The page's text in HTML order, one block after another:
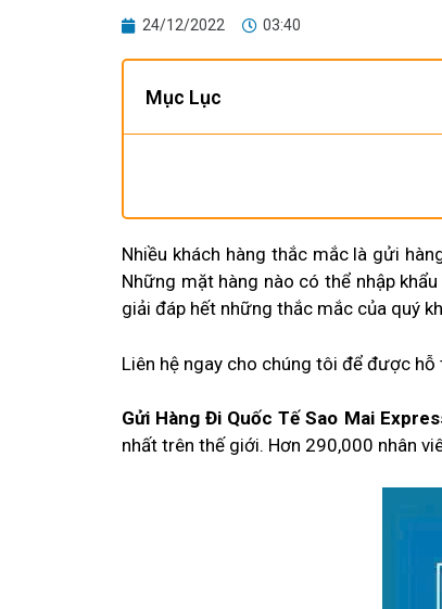
24/12/2022 03:40
Mục Lục
Nhiều khách hàng thắc mắc là gửi
Những mặt hàng nào có thể nhập
giải đáp hết những thắc mắc của quý
Liên hệ ngay cho chúng tôi để được
Gửi Hàng Đi Quốc Tế Sao Mai
nhất trên thế giới. Hơn 290,000 nhân